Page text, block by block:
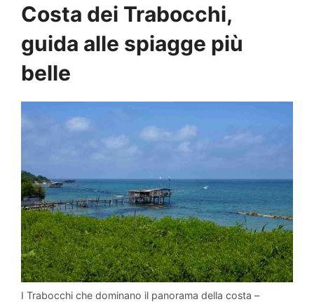
Costa dei Trabocchi,
guida alle spiagge più
belle
I Trabocchi che dominano il panorama della costa –